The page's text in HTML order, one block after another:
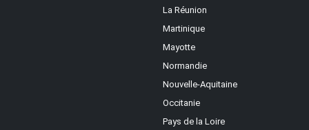
La Réunion
Martinique
Mayotte
Normandie
Nouvelle-Aquitaine
Occitanie
Pays de la Loire